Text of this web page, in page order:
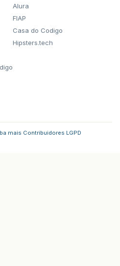
Alura
FIAP
Casa do Codigo
Hipsters.tech
mais Contribuidores LGPD